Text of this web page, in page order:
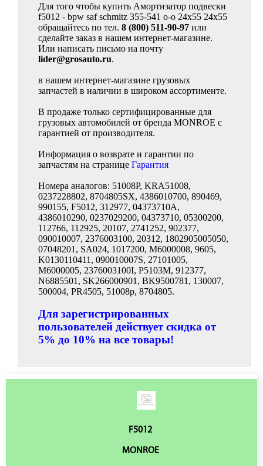
Для того чтобы купить Амортизатор подвески
f5012 - bpw saf schmitz 355-541 o-o 24x55 24x55
обращайтесь по тел. 8 (800) 511-90-97 или
сделайте заказ в нашем интернет-магазине.
Или написать письмо на почту
lider@grosauto.ru.
в нашем интернет-магазине грузовых
запчастей в наличии в широком ассортименте.
В продаже только сертифицированные для
грузовых автомобилей от бренда MONROE с
гарантией от производителя.
Информация о возврате и гарантии по
запчастям на странице Гарантия
Номера аналогов: 51008P, KRA51008,
0237228802, 8704805SX, 4386010700, 890469,
990155, F5012, 312977, 04373710A,
4386010290, 0237029200, 04373710, 05300200,
112766, 112925, 20107, 2741252, 902377,
090010007, 2376003100, 20312, 1802905005050,
07048201, SA024, 1017200, M6000008, 9605,
K0130110411, 090010007S, 27101005,
M6000005, 2376003100I, P5103M, 912377,
N6885501, SK266000901, BK9500781, 130007,
500004, PR4505, 51008p, 8704805.
Для зарегистрированных
пользователей действует скидка от
5% до 10% на все товары!
F5012
MONROE